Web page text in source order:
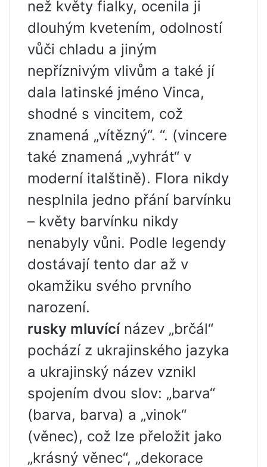
než květy fialky, ocenila ji
dlouhým kvetením, odolností
vůči chladu a jiným
nepříznivým vlivům a také jí
dala latinské jméno Vinca,
shodné s vincitem, což
znamená „vítězný“. “. (vincere
také znamená „vyhrát“ v
moderní italštině). Flora nikdy
nesplnila jedno přání barvínku
– květy barvínku nikdy
nenabyly vůni. Podle legendy
dostávají tento dar až v
okamžiku svého prvního
narození.
rusky mluvícínázev „brčál“
pochází z ukrajinského jazyka
a ukrajinský název vznikl
spojením dvou slov: „barva“
(barva, barva) a „vinok“
(věnec), což lze přeložit jako
„krásný věnec“, „dekorace